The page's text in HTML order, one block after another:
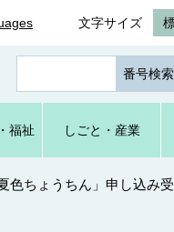
文字サイズ
ジ
番
号
を
入
福祉 しごと ・産業
色ちょうちん」申し込み